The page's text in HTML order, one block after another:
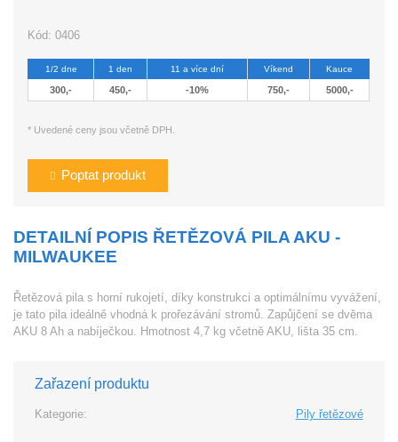
Kód:0406
1/2 dne 1 den 11 a více dní Víkend Kauce
300,- 450,- -10% 750,- 5000,-
* Uvedené ceny jsou včetně DPH.
Poptat produkt
DETAILNÍ POPIS ŘETĚZOVÁ PILA AKU -
MILWAUKEE
Řetězová pila s horní rukojetí, díky konstrukci a optimálnímu vyvážení,
je tato pila ideálně vhodná k prořezávání stromů. Zapůjčení se dvěma
AKU 8 Ah a nabíječkou. Hmotnost 4,7 kg včetně AKU, lišta 35 cm.
Zařazení produktu
Kategorie: Pily řetězové